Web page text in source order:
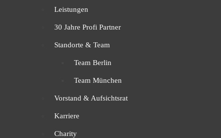
Leistungen
30 Jahre Profi Partner
Standorte & Team
Team Berlin
Team München
Vorstand & Aufsichtsrat
Karriere
Charity